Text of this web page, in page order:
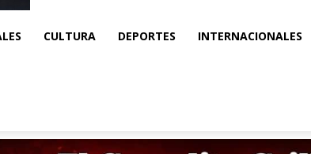
CULTURA DEPORTES INTERNACIONALES